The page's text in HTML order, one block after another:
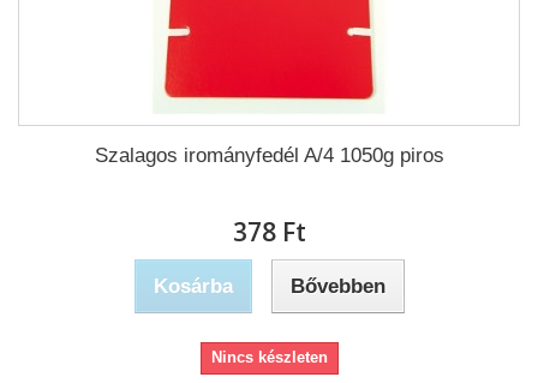
Szalagos irományfedél A/4 1050g piros
378 Ft‎
Kosárba Bővebben
Nincs készleten